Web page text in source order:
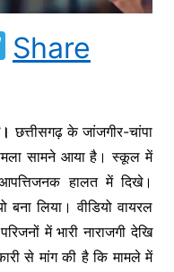
T
el
gr
a
m
Share
छत्तीसगढ़ के जांजगीर-चांपा
सामने आया है। स्कूल में
हालत में दिखे।
लिया। वीडियो वायरल
में भारी नाराजगी देखि
से मांग की है कि मामले में